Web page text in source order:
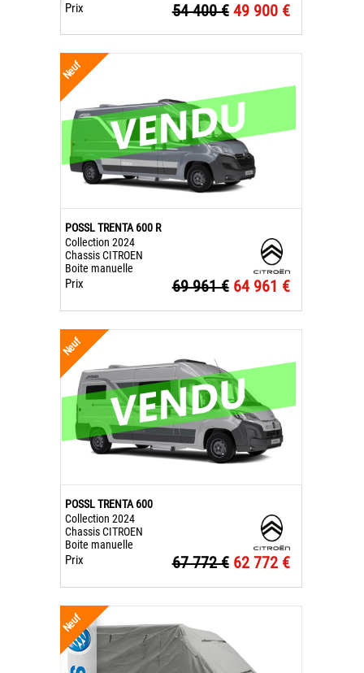
Prix 54 400 € 49 900 €
Neuf
POSSL TRENTA 600 R
Collection 2024
Chassis CITROEN
Boite manuelle
Prix 69 961 € 64 961 €
Neuf
POSSL TRENTA 600
Collection 2024
Chassis CITROEN
Boite manuelle
Prix 67 772 € 62 772 €
Neuf